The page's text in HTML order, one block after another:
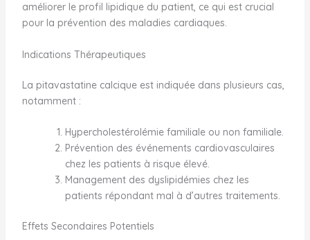
améliorer le profil lipidique du patient, ce qui est crucial
pour la prévention des maladies cardiaques.
Indications Thérapeutiques
La pitavastatine calcique est indiquée dans plusieurs cas,
notamment :
Hypercholestérolémie familiale ou non familiale.
Prévention des événements cardiovasculaires
chez les patients à risque élevé.
Management des dyslipidémies chez les
patients répondant mal à d’autres traitements.
Effets Secondaires Potentiels